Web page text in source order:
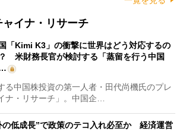
ャイナ・リサーチ
「Kimi K3」の衝撃に世界はどう対応するの
米財務長官が検討する「蒸留を行う中国
中国株投資の第一人者・田代尚機氏のプレ
ナ・リサーチ」。中国企…
の低成長”で政策のテコ入れ必至か 経済運営